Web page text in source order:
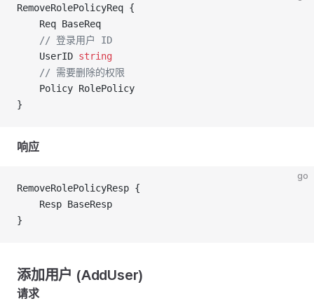
RemoveRolePolicyReq {
	Req BaseReq
	// 登录用户 ID
	UserID
string
	// 需要删除的权限
	Policy RolePolicy
}
响应
go
RemoveRolePolicyResp {
	Resp BaseResp
}
添加用户 (AddUser)
请求